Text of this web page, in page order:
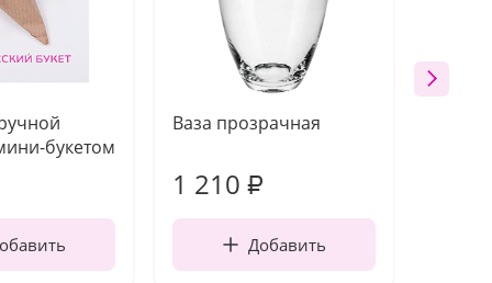
букетом
Ваза прозрачная
1 210 ₽
Добавить